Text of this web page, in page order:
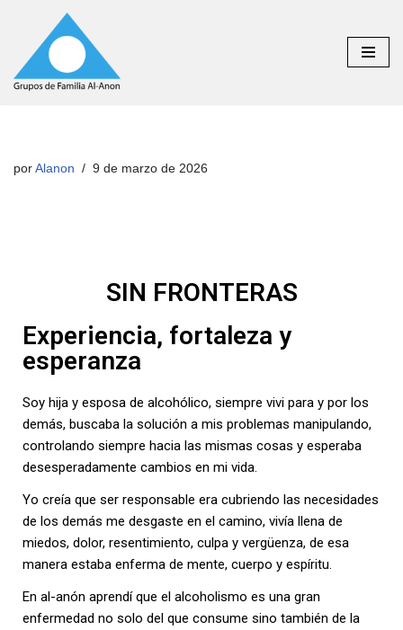
Saltar
al
contenido
por Alanon 9 de marzo de 2026
SIN FRONTERAS
Experiencia, fortaleza y
esperanza
Soy hija y esposa de alcohólico, siempre vivi para y por los
demás, buscaba la solución a mis problemas manipulando,
controlando siempre hacia las mismas cosas y esperaba
desesperadamente cambios en mi vida.
Yo creía que ser responsable era cubriendo las necesidades
de los demás me desgaste en el camino, vivía llena de
miedos, dolor, resentimiento, culpa y vergüenza, de esa
manera estaba enferma de mente, cuerpo y espíritu.
En al-anón aprendí que el alcoholismo es una gran
enfermedad no solo del que consume sino también de la